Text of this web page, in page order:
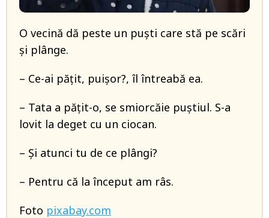
O vecină dă peste un puști care stă pe scări
și plânge.
– Ce-ai pățit, puișor?, îl întreabă ea.
– Tata a pățit-o, se smiorcăie puștiul. S-a
lovit la deget cu un ciocan.
– Și atunci tu de ce plângi?
– Pentru că la început am râs.
Foto pixabay.com